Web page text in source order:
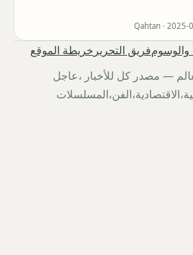
Qahtan · 2025-
والوسومفريق التحرير خريطة الموقع
العالم — مصدر كل للأخبار ،عاجل